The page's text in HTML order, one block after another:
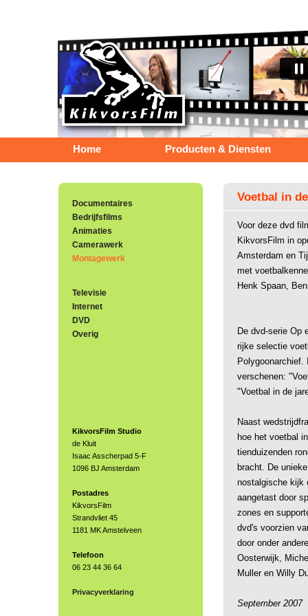
Home Producten & Diensten
Documentaires
Bedrijfsfilms
Animaties
Camerawerk
Montagewerk
Televisie
Internet
DVD
Overig
KikvorsFilm Studio
de Kluit
Isaac Asscherpad 5-F
1096 BJ Amsterdam
Postadres
KikvorsFilm
Strandvliet 45
1181 MK Amstelveen
Telefoon
06 23 44 36 64
Privacyverklaring
Voetbal in
Voor deze dvd
KikvorsFilm in
Amsterdam en
met
Henk Spaan,
De dvd-serie Op
rijke selectie
verschenen:
"Voetbal in de
Naast
hoe het voetbal
tienduizenden
bracht. De
nostalgische kijk
aangetast door
zones en
dvd's voorzien
door onder
Oosterwijk,
Muller en Willy
September 2007